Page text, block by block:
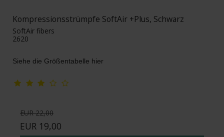
Kompressionsstrümpfe SoftAir +Plus, Schwarz
SoftAir fibers
2620
Siehe die Größentabelle hier
EUR 22,00
EUR 19,00